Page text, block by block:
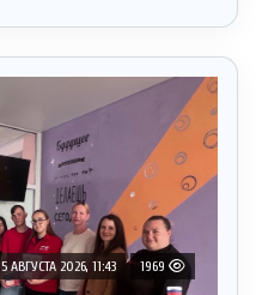
5 АВГУСТА 2026, 11:43 1969